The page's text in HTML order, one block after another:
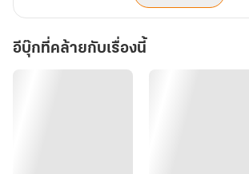
อีบุ๊กที่คล้ายกับเรื่องนี้